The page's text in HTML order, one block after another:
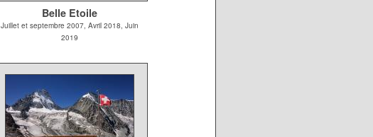
Belle Etoile
Juillet et septembre 2007, Avril 2018, Juin
2019